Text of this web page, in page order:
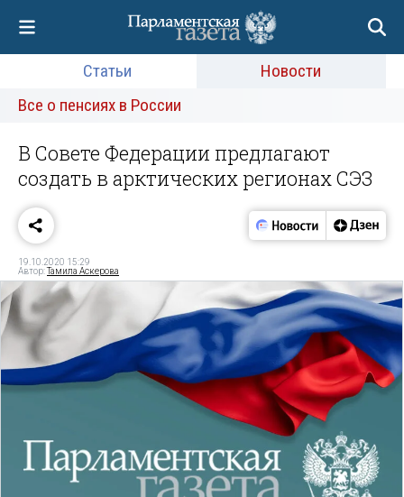
Статьи
Новости
Все о пенсиях в России
В Совете Федерации предлагают
создать в арктических регионах СЭЗ
19.10.2020 15:29
Автор:Тамила Аскерова